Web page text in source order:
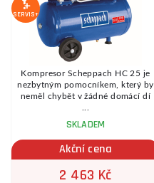
SERVIS+
Kompresor Scheppach HC 25 je
nezbytným pomocníkem, který by
neměl chybět v žádné domácí dí
SKLADEM
Akční cena
2 463 Kč